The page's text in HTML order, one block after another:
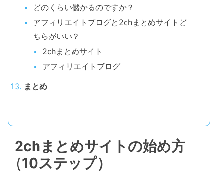
どのくらい儲かるのですか？
アフィリエイトブログと2chまとめサイトど
ちらがいい？
2chまとめサイト
アフィリエイトブログ
まとめ
2chまとめサイトの始め方
（10ステップ）